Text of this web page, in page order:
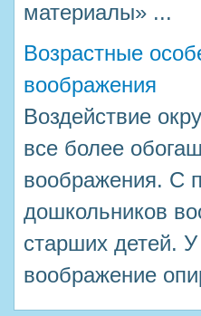
материалы» ...
Возрастные
воображения
Воздействие
все более
воображения. С
дошкольников
старших детей.
воображение